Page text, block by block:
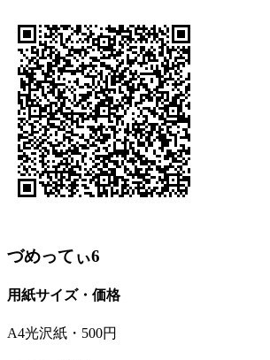
づめってぃ6
用紙サイズ・価格
A4光沢紙・500円